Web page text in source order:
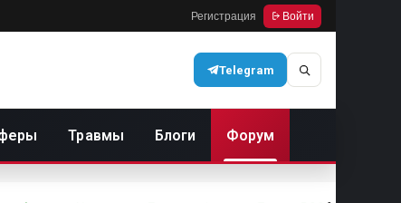
Регистрация Войти
Telegram
Травмы Блоги Форум